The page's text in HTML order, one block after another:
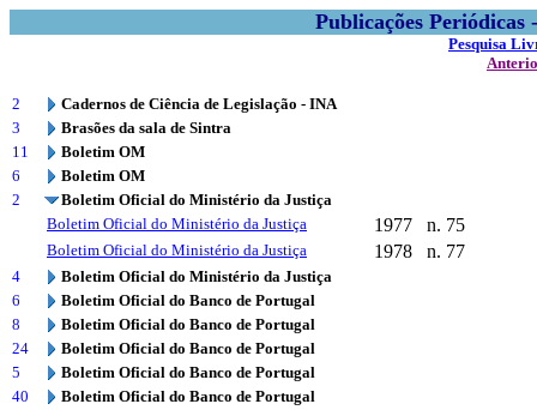
Publicações
Pesquisa
2
Cadernos de Ciência de Legislação - INA
3
Brasões da sala de Sintra
11
Boletim OM
6
Boletim OM
2
Boletim Oficial do Ministério da Justiça
Boletim Oficial do Ministério da Justiça
1977 n. 75
Boletim Oficial do Ministério da Justiça 1978 n. 77
4
Boletim Oficial do Ministério da Justiça
6
Boletim Oficial do Banco de Portugal
8
Boletim Oficial do Banco de Portugal
24
Boletim Oficial do Banco de Portugal
5
Boletim Oficial do Banco de Portugal
40
Boletim Oficial do Banco de Portugal